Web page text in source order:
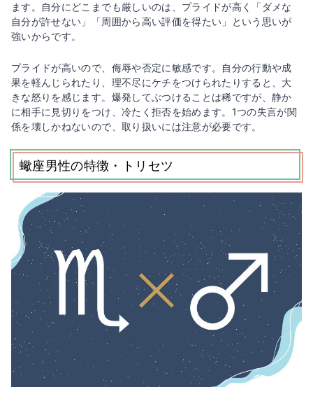
ます。自分にどこまでも厳しいのは、プライドが高く「ダメな
自分が許せない」「周囲から高い評価を得たい」という思いが
強いからです。
プライドが高いので、侮辱や否定に敏感です。自分の行動や成
果を軽んじられたり、理不尽にケチをつけられたりすると、大
きな怒りを感じます。爆発してぶつけることは稀ですが、静か
に相手に見切りをつけ、冷たく拒否を始めます。1つの失言が関
係を壊しかねないので、取り扱いには注意が必要です。
蠍座男性の特徴・トリセツ